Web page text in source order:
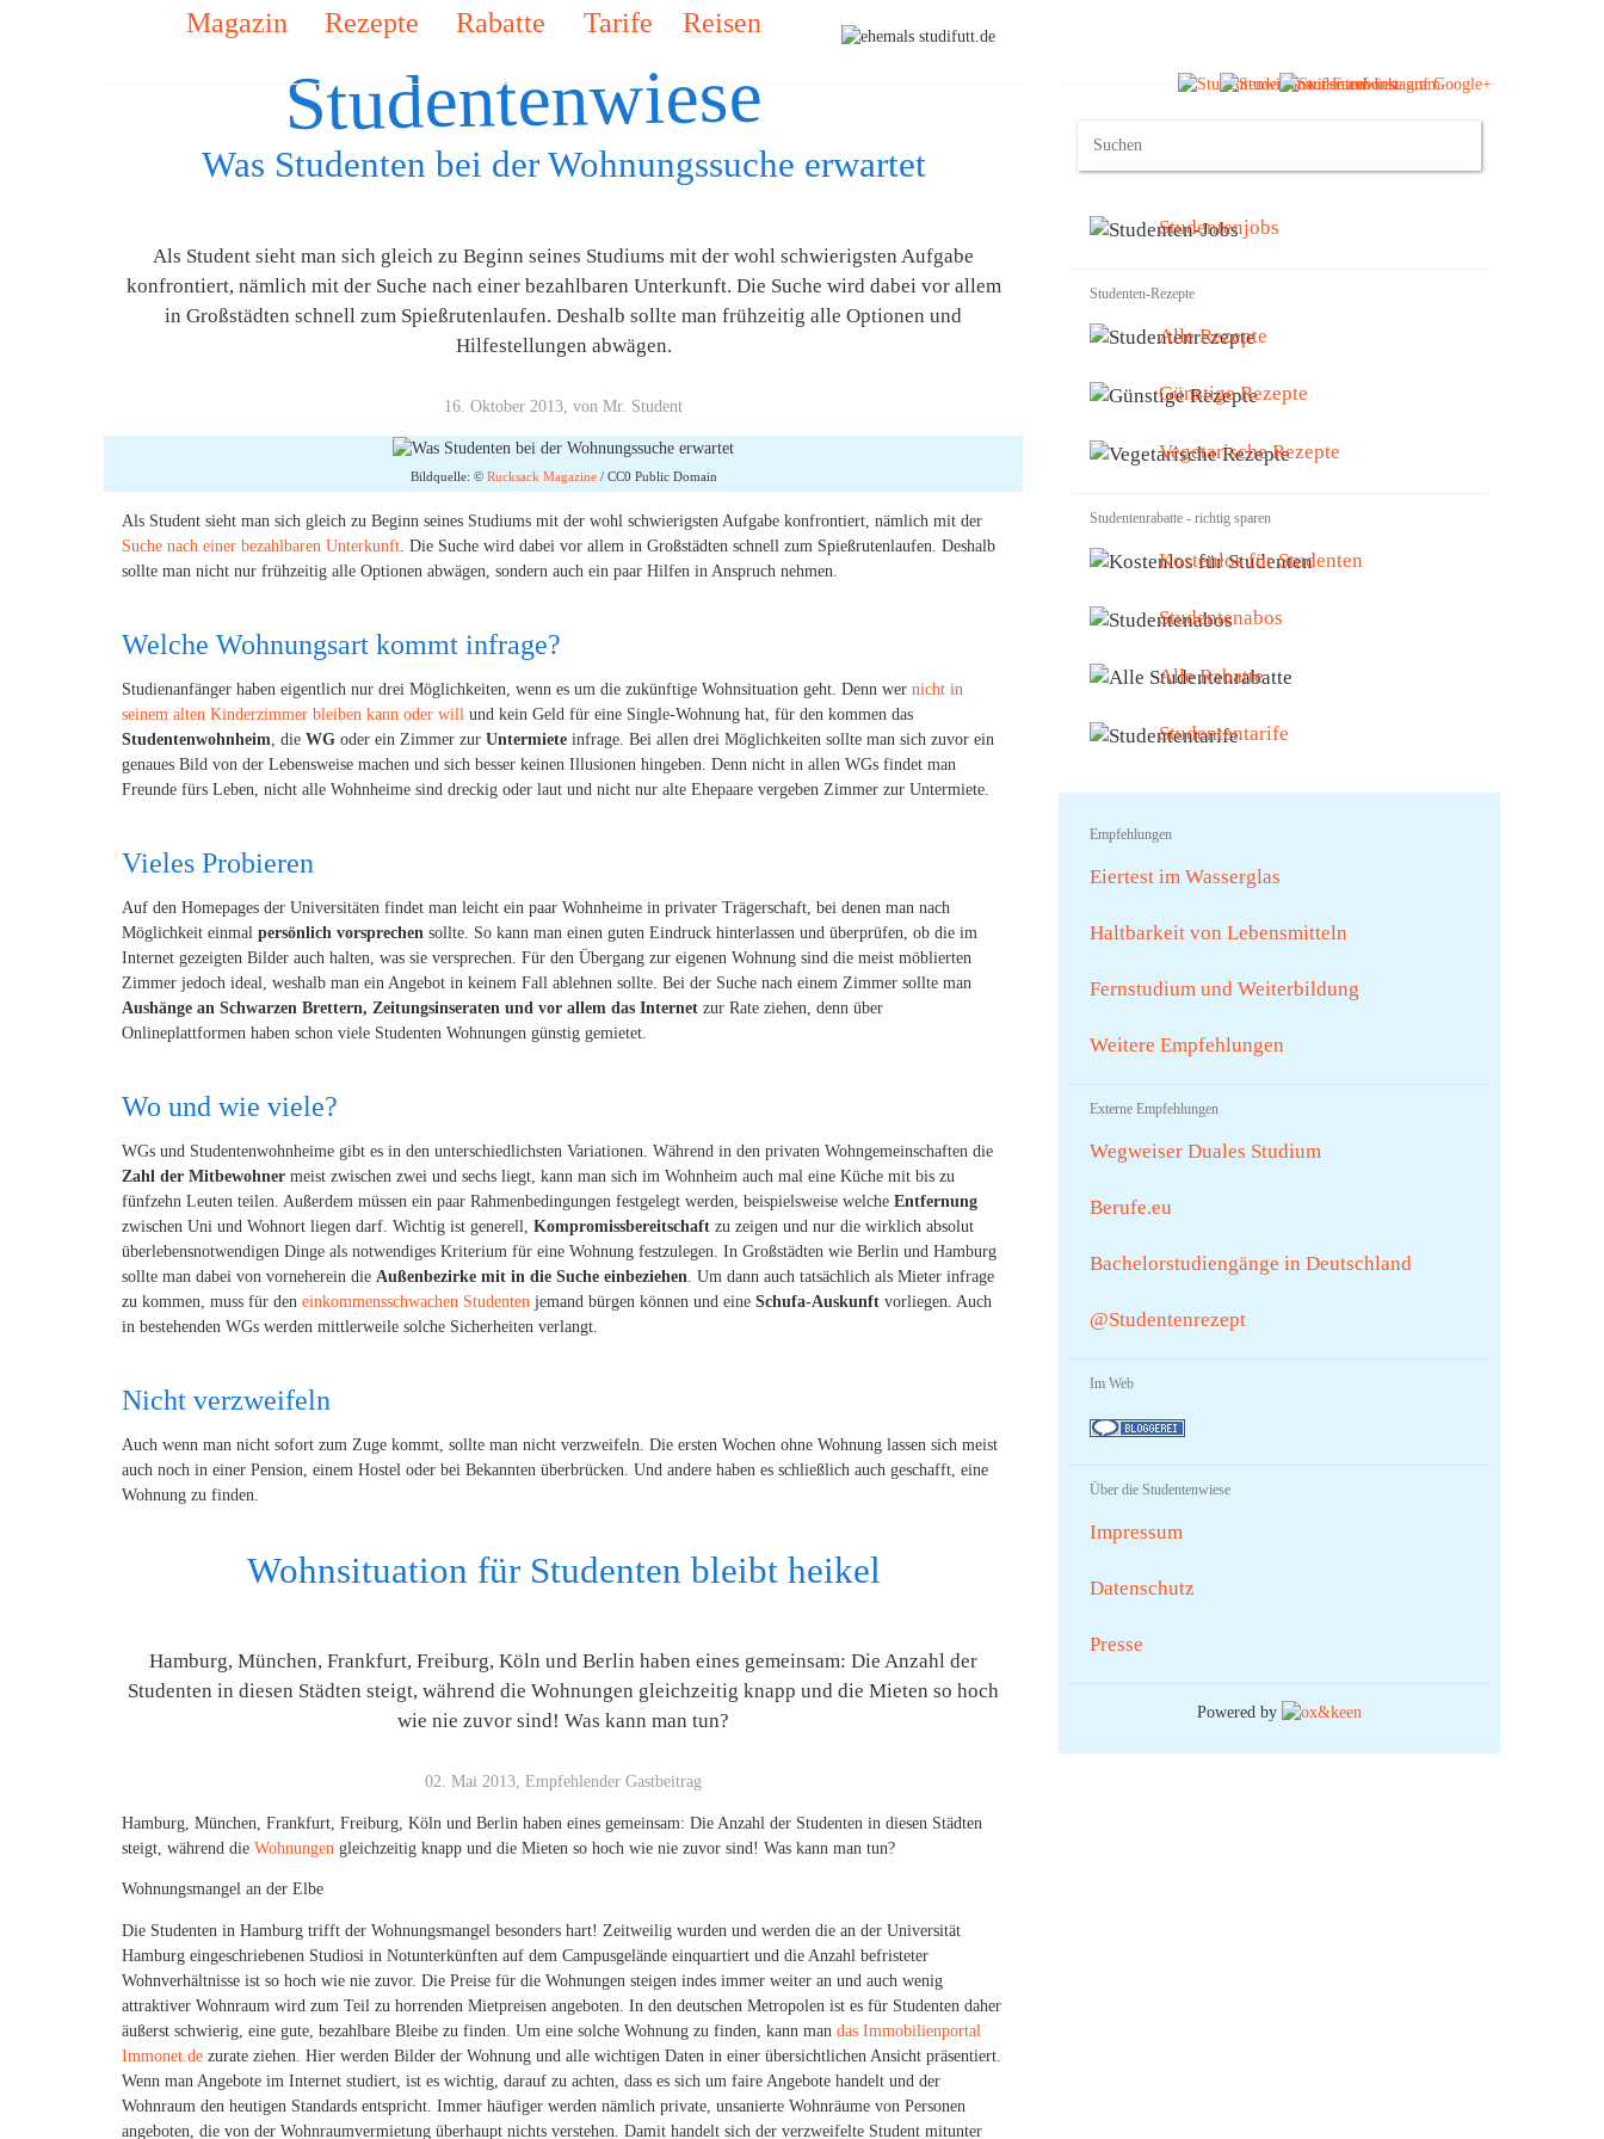
Studentenwiese
Magazin Rezepte Rabatte Tarife Reisen
Was Studenten bei der Wohnungssuche erwartet
Als Student sieht man sich gleich zu Beginn seines Studiums mit der wohl schwierigsten Aufgabe
konfrontiert, nämlich mit der Suche nach einer bezahlbaren Unterkunft. Die Suche wird dabei vor allem
in Großstädten schnell zum Spießrutenlaufen. Deshalb sollte man frühzeitig alle Optionen und
Hilfestellungen abwägen.
16. Oktober 2013, von Mr. Student
Bildquelle: © Rucksack Magazine / CC0 Public Domain
Als Student sieht man sich gleich zu Beginn seines Studiums mit der wohl schwierigsten Aufgabe konfrontiert, nämlich mit der
Suche nach einer bezahlbaren Unterkunft . Die Suche wird dabei vor allem in Großstädten schnell zum Spießrutenlaufen. Deshalb
sollte man nicht nur frühzeitig alle Optionen abwägen, sondern auch ein paar Hilfen in Anspruch nehmen.
Welche Wohnungsart kommt infrage?
Studienanfänger haben eigentlich nur drei Möglichkeiten, wenn es um die zukünftige Wohnsituation geht. Denn wer nicht in
seinem alten Kinderzimmer bleiben kann oder will und kein Geld für eine Single-Wohnung hat, für den kommen das
Studentenwohnheim , die WG oder ein Zimmer zur Untermiete infrage. Bei allen drei Möglichkeiten sollte man sich zuvor ein
genaues Bild von der Lebensweise machen und sich besser keinen Illusionen hingeben. Denn nicht in allen WGs findet man
Freunde fürs Leben, nicht alle Wohnheime sind dreckig oder laut und nicht nur alte Ehepaare vergeben Zimmer zur Untermiete.
Vieles Probieren
Auf den Homepages der Universitäten findet man leicht ein paar Wohnheime in privater Trägerschaft, bei denen man nach
Möglichkeit einmal persönlich vorsprechen sollte. So kann man einen guten Eindruck hinterlassen und überprüfen, ob die im
Internet gezeigten Bilder auch halten, was sie versprechen. Für den Übergang zur eigenen Wohnung sind die meist möblierten
Zimmer jedoch ideal, weshalb man ein Angebot in keinem Fall ablehnen sollte. Bei der Suche nach einem Zimmer sollte man
Aushänge an Schwarzen Brettern, Zeitungsinseraten und vor allem das Internet zur Rate ziehen, denn über
Onlineplattformen haben schon viele Studenten Wohnungen günstig gemietet.
Wo und wie viele?
WGs und Studentenwohnheime gibt es in den unterschiedlichsten Variationen. Während in den privaten Wohngemeinschaften die
Zahl der Mitbewohner meist zwischen zwei und sechs liegt, kann man sich im Wohnheim auch mal eine Küche mit bis zu
fünfzehn Leuten teilen. Außerdem müssen ein paar Rahmenbedingungen festgelegt werden, beispielsweise welche Entfernung
zwischen Uni und Wohnort liegen darf. Wichtig ist generell, Kompromissbereitschaft zu zeigen und nur die wirklich absolut
überlebensnotwendigen Dinge als notwendiges Kriterium für eine Wohnung festzulegen. In Großstädten wie Berlin und Hamburg
sollte man dabei von vorneherein die Außenbezirke mit in die Suche einbeziehen. Um dann auch tatsächlich als Mieter infrage
zu kommen, muss für den einkommensschwachen Studenten jemand bürgen können und eine Schufa-Auskunft vorliegen. Auch
in bestehenden WGs werden mittlerweile solche Sicherheiten verlangt.
Nicht verzweifeln
Auch wenn man nicht sofort zum Zuge kommt, sollte man nicht verzweifeln. Die ersten Wochen ohne Wohnung lassen sich meist
auch noch in einer Pension, einem Hostel oder bei Bekannten überbrücken. Und andere haben es schließlich auch geschafft, eine
Wohnung zu finden.
Wohnsituation für Studenten bleibt heikel
Hamburg, München, Frankfurt, Freiburg, Köln und Berlin haben eines gemeinsam: Die Anzahl der
Studenten in diesen Städten steigt, während die Wohnungen gleichzeitig knapp und die Mieten so hoch
wie nie zuvor sind! Was kann man tun?
02. Mai 2013, Empfehlender Gastbeitrag
Hamburg, München, Frankfurt, Freiburg, Köln und Berlin haben eines gemeinsam: Die Anzahl der Studenten in diesen Städten
steigt, während die Wohnungen gleichzeitig knapp und die Mieten so hoch wie nie zuvor sind! Was kann man tun?
Wohnungsmangel an der Elbe
Die Studenten in Hamburg trifft der Wohnungsmangel besonders hart! Zeitweilig wurden und werden die an der Universität
Hamburg eingeschriebenen Studiosi in Notunterkünften auf dem Campusgelände einquartiert und die Anzahl befristeter
Wohnverhältnisse ist so hoch wie nie zuvor. Die Preise für die Wohnungen steigen indes immer weiter an und auch wenig
attraktiver Wohnraum wird zum Teil zu horrenden Mietpreisen angeboten. In den deutschen Metropolen ist es für Studenten daher
äußerst schwierig, eine gute, bezahlbare Bleibe zu finden. Um eine solche Wohnung zu finden, kann man das Immobilienportal
Immonet.de zurate ziehen. Hier werden Bilder der Wohnung und alle wichtigen Daten in einer übersichtlichen Ansicht präsentiert.
Wenn man Angebote im Internet studiert, ist es wichtig, darauf zu achten, dass es sich um faire Angebote handelt und der
Wohnraum den heutigen Standards entspricht. Immer häufiger werden nämlich private, unsanierte Wohnräume von Personen
angeboten, die von der Wohnraumvermietung überhaupt nichts verstehen. Damit handelt sich der verzweifelte Student mitunter
Studentenjobs
Studenten-Rezepte
Alle Rezepte
Günstige Rezepte
Vegetarische Rezepte
Studentenrabatte - richtig sparen
Kostenlos für Studenten
Studentenabos
Alle Rabatte
Studententarife
Empfehlungen
Eiertest im Wasserglas
Haltbarkeit von Lebensmitteln
Fernstudium und Weiterbildung
Weitere Empfehlungen
Externe Empfehlungen
Wegweiser Duales Studium
Berufe.eu
Bachelorstudiengänge in Deutschland
@Studentenrezept
Im Web
Über die Studentenwiese
Impressum
Datenschutz
Presse
Powered by